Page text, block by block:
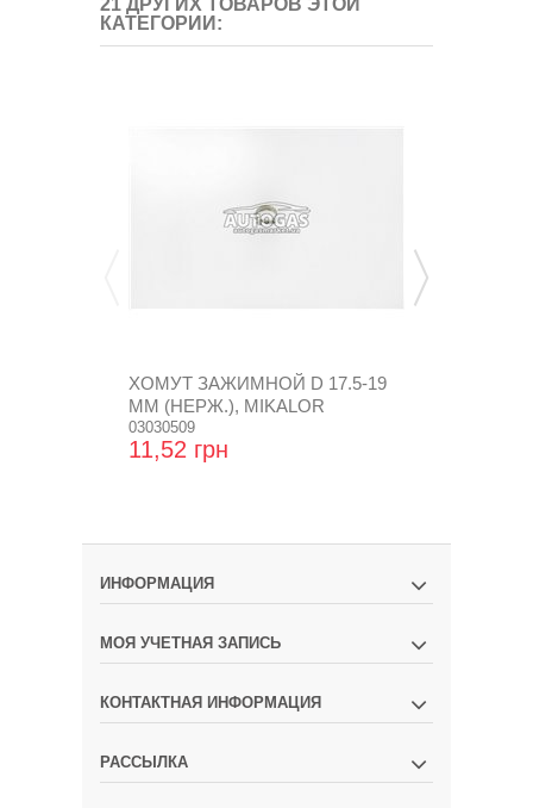
21 ДРУГИХ ТОВАРОВ ЭТОЙ
КАТЕГОРИИ:
ХОМУТ ЗАЖИМНОЙ D 17.5-19
ММ (НЕРЖ.), MIKALOR
03030509
11,52 грн
ИНФОРМАЦИЯ
МОЯ УЧЕТНАЯ ЗАПИСЬ
КОНТАКТНАЯ ИНФОРМАЦИЯ
РАССЫЛКА